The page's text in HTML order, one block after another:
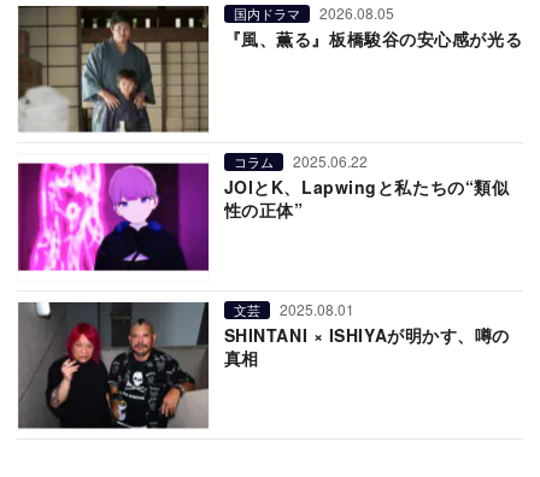
国内ドラマ 2026.08.05
『風、薫る』板橋駿谷の安心感が光る
コラム 2025.06.22
JOIとK、Lapwingと私たちの“類似
性の正体”
文芸 2025.08.01
SHINTANI × ISHIYAが明かす、噂の
真相